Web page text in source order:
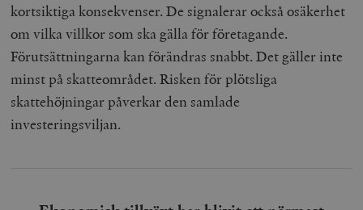
kortsiktiga konsekvenser. De signalerar också osäkerhet
om vilka villkor som ska gälla för företagande.
Förutsättningarna kan förändras snabbt. Det gäller inte
minst på skatteområdet. Risken för plötsliga
skattehöjningar påverkar den samlade
investeringsviljan.